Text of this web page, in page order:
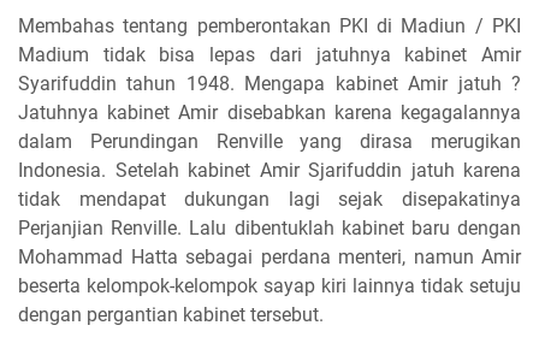
Membahas tentang pemberontakan PKI di Madiun / PKI
Madium tidak bisa lepas dari jatuhnya kabinet Amir
Syarifuddin tahun 1948. Mengapa kabinet Amir jatuh ?
Jatuhnya kabinet Amir disebabkan karena kegagalannya
dalam Perundingan Renville yang dirasa merugikan
Indonesia. Setelah kabinet Amir Sjarifuddin jatuh karena
tidak mendapat dukungan lagi sejak disepakatinya
Perjanjian Renville. Lalu dibentuklah kabinet baru dengan
Mohammad Hatta sebagai perdana menteri, namun Amir
beserta kelompok-kelompok sayap kiri lainnya tidak setuju
dengan pergantian kabinet tersebut.